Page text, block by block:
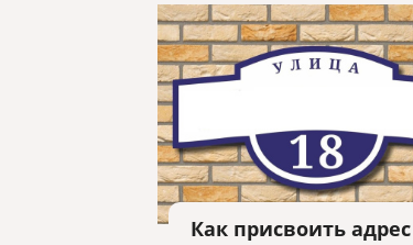
Как присвоить адрес